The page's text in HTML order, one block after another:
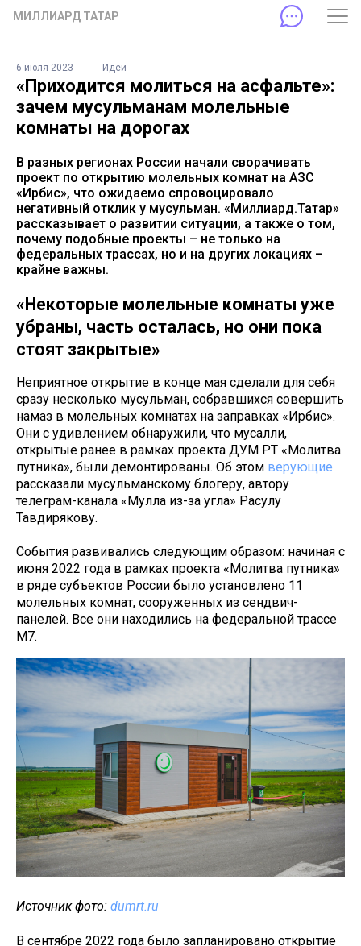
МИЛЛИАРД ТАТАР
6 июля 2023 Идеи
«Приходится молиться на асфальте»:
зачем мусульманам молельные
комнаты на дорогах
В разных регионах России начали сворачивать
проект по открытию молельных комнат на АЗС
«Ирбис», что ожидаемо спровоцировало
негативный отклик у мусульман. «Миллиард.Татар»
рассказывает о развитии ситуации, а также о том,
почему подобные проекты – не только на
федеральных трассах, но и на других локациях –
крайне важны.
«Некоторые молельные комнаты уже
убраны, часть осталась, но они пока
стоят закрытые»
Неприятное открытие в конце мая сделали для себя
сразу несколько мусульман, собравшихся совершить
намаз в молельных комнатах на заправках «Ирбис».
Они с удивлением обнаружили, что мусалли,
открытые ранее в рамках проекта ДУМ РТ «Молитва
путника», были демонтированы. Об этом верующие
рассказали мусульманскому блогеру, автору
телеграм-канала «Мулла из-за угла» Расулу
Тавдирякову.
События развивались следующим образом: начиная с
июня 2022 года в рамках проекта «Молитва путника»
в ряде субъектов России было установлено 11
молельных комнат, сооруженных из сендвич-
панелей. Все они находились на федеральной трассе
М7.
Источник фото: dumrt.ru
В сентябре 2022 года было запланировано открытие